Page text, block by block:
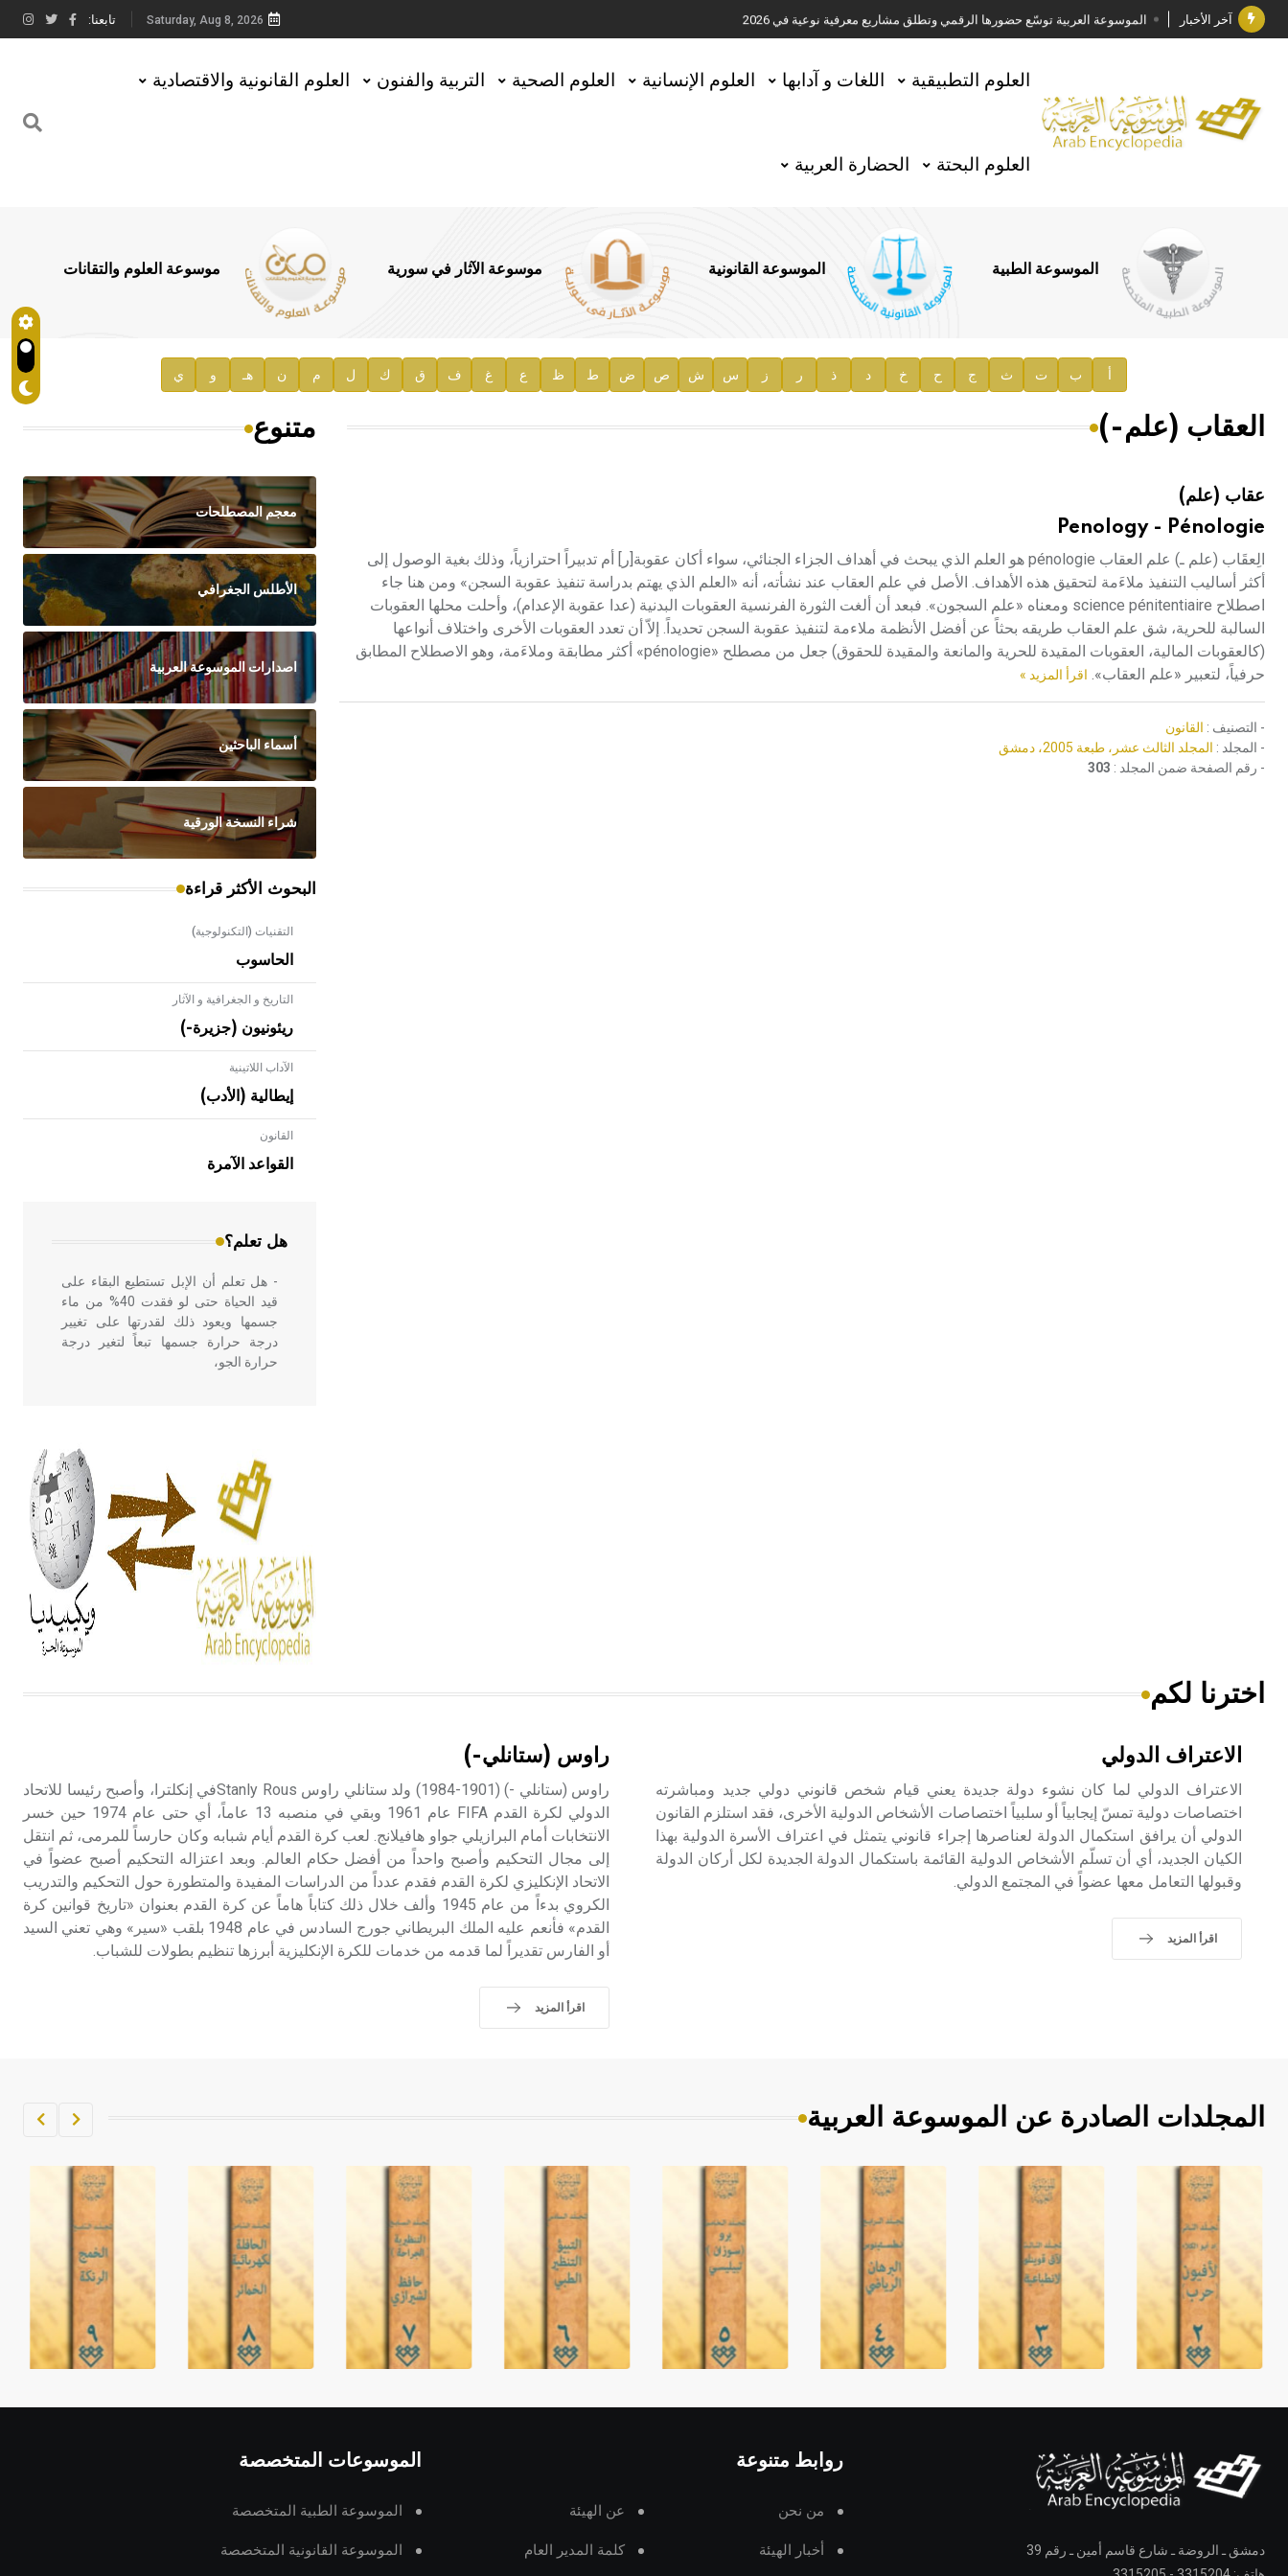
آخر الأخبار الموسوعة العربية توسّع حضورها الرقمي وتطلق مشاريع معرفية نوعية في 2026
جائزة مجمع الملك سلمان العالمي للغة العربية 2025
الأستاذ إياد خالد الطباع مدير عام لهيئة الموسوعة العربية
السيد محمد ياسين صالح وزيرا للثقافة
توصيات مجلس الإدارة
صدور المجلد السابع من موسوعة الآثار في سورية
إعلان..
هيئة الموسوعة العربية تطلق موسوعات جديدة في عام 2026
Saturday, Aug 8, 2026 تابعنا:
العلوم التطبيقية اللغات و آدابها العلوم الإنسانية العلوم الصحية التربية والفنون العلوم القانونية والاقتصادية
العلوم البحتة الحضارة العربية
الموسوعة الطبية الموسوعة القانونية موسوعة الآثار في سورية موسوعة العلوم والتقانات
أ ب ت ث ج ح خ د ذ ر ز س ش ص ض ط ظ ع غ ف ق ك ل م ن هـ و ي
العقاب (علم-)
عقاب (علم)
Penology - Pénologie
الِعقَاب (علم ـ) علم العقاب pénologie هو العلم الذي يبحث في أهداف الجزاء الجنائي، سواء أكان عقوبة[ر] أم تدبيراً احترازياً، وذلك بغية الوصول إلى
أكثر أساليب التنفيذ ملاءَمة لتحقيق هذه الأهداف. الأصل في علم العقاب عند نشأته، أنه «العلم الذي يهتم بدراسة تنفيذ عقوبة السجن» ومن هنا جاء
اصطلاح science pénitentiaire ومعناه «علم السجون». فبعد أن ألغت الثورة الفرنسية العقوبات البدنية (عدا عقوبة الإعدام)، وأحلت محلها العقوبات
السالبة للحرية، شق علم العقاب طريقه بحثاً عن أفضل الأنظمة ملاءمة لتنفيذ عقوبة السجن تحديداً. إلاّ أن تعدد العقوبات الأخرى واختلاف أنواعها
(كالعقوبات المالية، العقوبات المقيدة للحرية والمانعة والمقيدة للحقوق) جعل من مصطلح «pénologie» أكثر مطابقة وملاءَمة، وهو الاصطلاح المطابق
حرفياً، لتعبير «علم العقاب». اقرأ المزيد »
- التصنيف : القانون
- المجلد : المجلد الثالث عشر، طبعة 2005، دمشق
- رقم الصفحة ضمن المجلد : 303
متنوع
معجم المصطلحات
الأطلس الجغرافي
اصدارات الموسوعة العربية
أسماء الباحثين
شراء النسخة الورقية
البحوث الأكثر قراءة
التقنيات (التكنولوجية)
الحاسوب
التاريخ و الجغرافية و الآثار
ريئونيون (جزيرة-)
الآداب اللاتينية
إيطالية (الأدب)
القانون
القواعد الآمرة
هل تعلم؟
- هل تعلم أن الأبلق نوع من الفنون
الهندسية التي ارتبطت بالعمارة الإسلامية
في بلاد الشام ومصر خاصة، حيث يحرص
- هل تعلم أن الإبل تستطيع البقاء على
قيد الحياة حتى لو فقدت 40% من ماء
جسمها ويعود ذلك لقدرتها على تغيير
درجة حرارة جسمها تبعاً لتغير درجة
حرارة الجو،
أربعة مؤلفات هي: الحكم، الأدلة، تنظيم
التغذية، ورسالته في جروح الرأس.
ويعود له الفضل بأنه حرر الطب من
الدين والفلسفة.
- هل تعلم أن المرجان إفراز حيواني
يتكون في البحر ويتركب من مادة
كربونات الكلسيوم، وهو أحمر أو شديد
الحمرة وهو أجود أنواعه، ويمتاز بكبر
الحجم ويسمى الش
الإنكليزية أب
- هل تعلم أن أبجر Abgar اسم معروف
جيداً يعود إلى عدد من الملوك الذين
حكموا مدينة إديسا (الرها) من أبجر الأول
وحتى التاسع، وهم ينتسبون إلى أسرة
أوسروين
اخترنا لكم
الاعتراف الدولي
الاعتراف الدولي لما كان نشوء دولة جديدة يعني قيام شخص قانوني دولي جديد ومباشرته
اختصاصات دولية تمسّ إيجابياً أو سلبياً اختصاصات الأشخاص الدولية الأخرى، فقد استلزم القانون
الدولي أن يرافق استكمال الدولة لعناصرها إجراء قانوني يتمثل في اعتراف الأسرة الدولية بهذا
الكيان الجديد، أي أن تسلّم الأشخاص الدولية القائمة باستكمال الدولة الجديدة لكل أركان الدولة
وقبولها التعامل معها عضواً في المجتمع الدولي.
اقرأ المزيد
راوس (ستانلي-)
راوس (ستانلي -) (1901-1984) ولد ستانلي راوس Stanly Rousفي إنكلترا، وأصبح رئيسا للاتحاد
الدولي لكرة القدم FIFA عام 1961 وبقي في منصبه 13 عاماً، أي حتى عام 1974 حين خسر
الانتخابات أمام البرازيلي جواو هافيلانج. لعب كرة القدم أيام شبابه وكان حارساً للمرمى، ثم انتقل
إلى مجال التحكيم وأصبح واحداً من أفضل حكام العالم. وبعد اعتزاله التحكيم أصبح عضواً في
الاتحاد الإنكليزي لكرة القدم فقدم عدداً من الدراسات المفيدة والمتطورة حول التحكيم والتدريب
الكروي بدءاً من عام 1945 وألف خلال ذلك كتاباً هاماً عن كرة القدم بعنوان «تاريخ قوانين كرة
القدم» فأنعم عليه الملك البريطاني جورج السادس في عام 1948 بلقب «سير» وهي تعني السيد
أو الفارس تقديراً لما قدمه من خدمات للكرة الإنكليزية أبرزها تنظيم بطولات للشباب.
اقرأ المزيد
المجلدات الصادرة عن الموسوعة العربية
دمشق ـ الروضة ـ شارع قاسم أمين ـ رقم 39
روابط متنوعة
من نحن عن الهيئة
أخبار الهيئة كلمة المدير العام
الموسوعات المتخصصة
الموسوعة الطبية المتخصصة
الموسوعة القانونية المتخصصة